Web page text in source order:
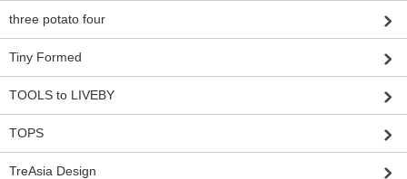
three potato four
Tiny Formed
TOOLS to LIVEBY
TOPS
TreAsia Design